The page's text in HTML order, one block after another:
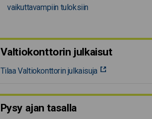
vaikuttavampiin tuloksiin
Valtiokonttorin julkaisut
Tilaa Valtiokonttorin julkaisuja
Pysy ajan tasalla